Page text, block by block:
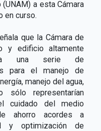
a esta Cámara
en curso.
que la Cámara de
y edificio altamente
una serie de
para el manejo de
manejo del agua,
representarían
cuidado del medio
ahorro acordes a
y optimización de